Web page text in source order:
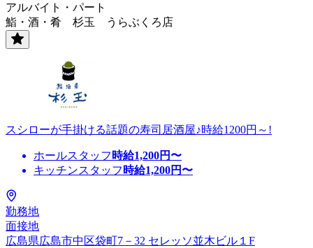
アルバイト・パート
鮨・酒・肴 杉玉 うらぶくろ店
スシローが手掛ける話題の寿司居酒屋♪時給1200円～!
ホールスタッフ 時給1,200円〜
キッチンスタッフ 時給1,200円〜
勤務地
面接地
広島県広島市中区袋町7－32 セレッソ並木ビル１F